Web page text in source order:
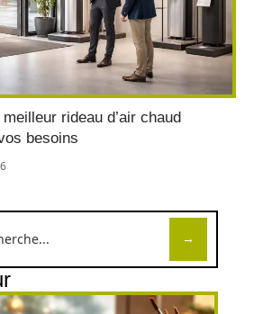
rideau d’air chaud
besoins